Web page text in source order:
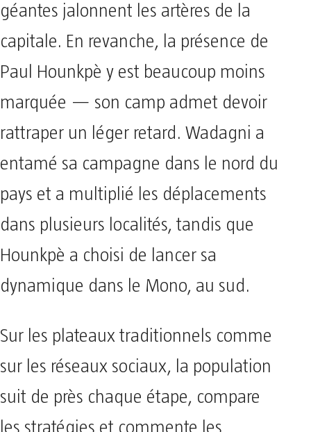
géantes jalonnent les artères de la
capitale. En revanche, la présence de
Paul Hounkpè y est beaucoup moins
marquée — son camp admet devoir
rattraper un léger retard. Wadagni a
entamé sa campagne dans le nord du
pays et a multiplié les déplacements
dans plusieurs localités, tandis que
Hounkpè a choisi de lancer sa
dynamique dans le Mono, au sud.
Sur les plateaux traditionnels comme
sur les réseaux sociaux, la population
suit de près chaque étape, compare
les stratégies et commente les